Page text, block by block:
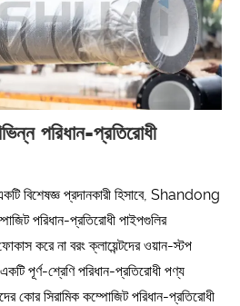
পরিধান-প্রতিরোধী
বিশেষজ্ঞ প্রদানকারী হিসাবে, Shandong
পরিধান-প্রতিরোধী পাইপগুলির
করে না বরং ক্লায়েন্টদের ওয়ান-স্টপ
পূর্ণ-শ্রেণি পরিধান-প্রতিরোধী পণ্য
কোর সিরামিক কম্পোজিট পরিধান-প্রতিরোধী